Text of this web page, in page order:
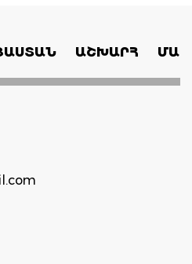
ԱՇԽԱՐՀ